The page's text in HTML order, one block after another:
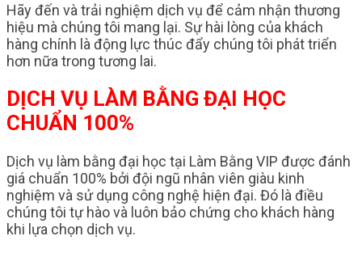
Hãy đến và trải nghiệm dịch vụ để cảm nhận thương
hiệu mà chúng tôi mang lại. Sự hài lòng của khách
hàng chính là động lực thúc đẩy chúng tôi phát triển
hơn nữa trong tương lai.
DỊCH VỤ LÀM BẰNG ĐẠI HỌC
CHUẨN 100%
Dịch vụ làm bằng đại học tại Làm Bằng VIP được đánh
giá chuẩn 100% bởi đội ngũ nhân viên giàu kinh
nghiệm và sử dụng công nghệ hiện đại. Đó là điều
chúng tôi tự hào và luôn bảo chứng cho khách hàng
khi lựa chọn dịch vụ.